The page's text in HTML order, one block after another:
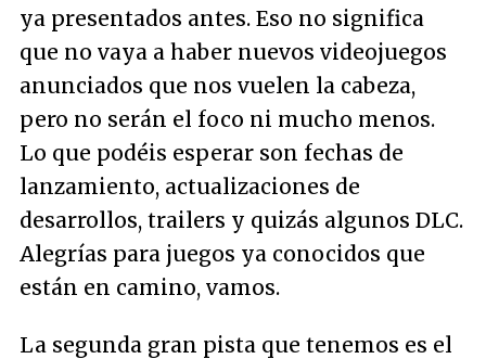
ya presentados antes. Eso no significa
que no vaya a haber nuevos videojuegos
anunciados que nos vuelen la cabeza,
pero no serán el foco ni mucho menos.
Lo que podéis esperar son fechas de
lanzamiento, actualizaciones de
desarrollos, trailers y quizás algunos DLC.
Alegrías para juegos ya conocidos que
están en camino, vamos.
La segunda gran pista que tenemos es el